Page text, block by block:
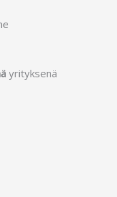
yrityksenä